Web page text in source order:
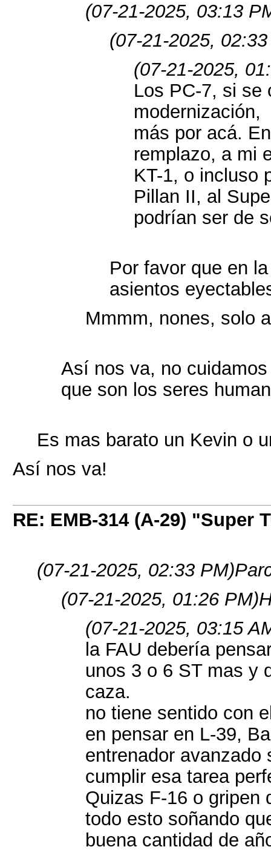
(07-21-2025, 03:13
(07-21-2025,
(07-21-2025,
Los PC-7, si se
modernización,
más por acá.
remplazo, a mi
KT-1, o incluso
Pillan II, al
podrían ser de
Por favor que en
asientos
Mmmm, nones, solo
Así nos va, no
que son los seres
Es mas barato un Kevin o
Así nos va!
RE: EMB-314 (A-29) "Super
(07-21-2025, 02:33 PM)
(07-21-2025, 01:26 PM)
(07-21-2025, 03:15
la FAU debería
unos 3 o 6 ST mas y
caza.
no tiene sentido con
en pensar en L-39,
entrenador avanzado
cumplir esa tarea
Quizas F-16 o gripen
todo esto soñando
buena cantidad de